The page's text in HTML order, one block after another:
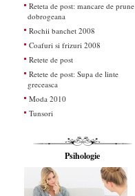
Reteta de post: mancare de prune
dobrogeana
Rochii banchet 2008
Coafuri si frizuri 2008
Retete de post
Retete de post: Supa de linte
greceasca
Moda 2010
Tunsori
Psihologie